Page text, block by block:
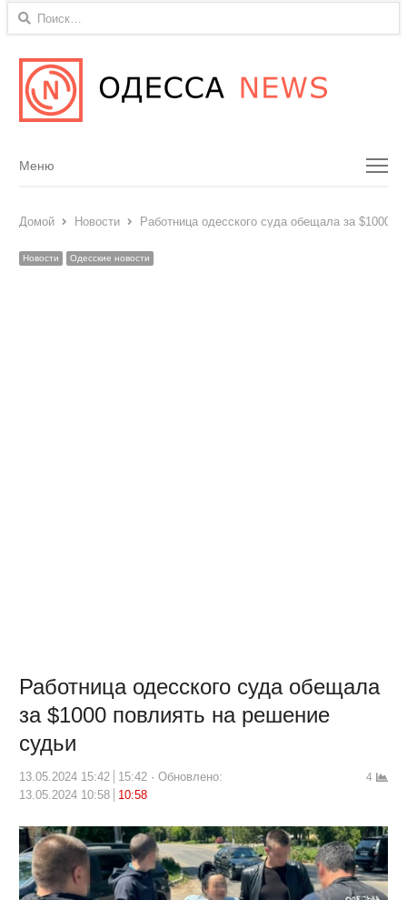
Найти:
Menu
Меню
Домой Новости Работница одесского суда обещала за $1000
Новости Одесские новости
Работница одесского суда обещала
за $1000 повлиять на решение
судьи
13.05.2024 15:42 15:42
Обновлено:
13.05.2024 10:58
10:58
4